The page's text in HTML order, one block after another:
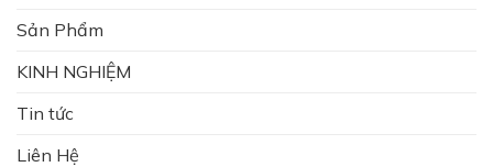
Sản Phẩm
KINH NGHIỆM
Tin tức
Liên Hệ